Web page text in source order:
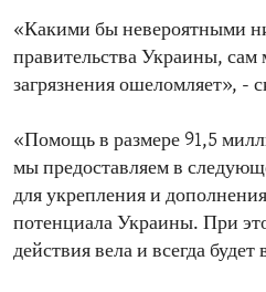
«Какими бы невероятными
правительства Украины,
загрязнения ошеломляет», -
«Помощь в размере 91,5
мы предоставляем в
для укрепления и
потенциала Украины. При
действия вела и всегда